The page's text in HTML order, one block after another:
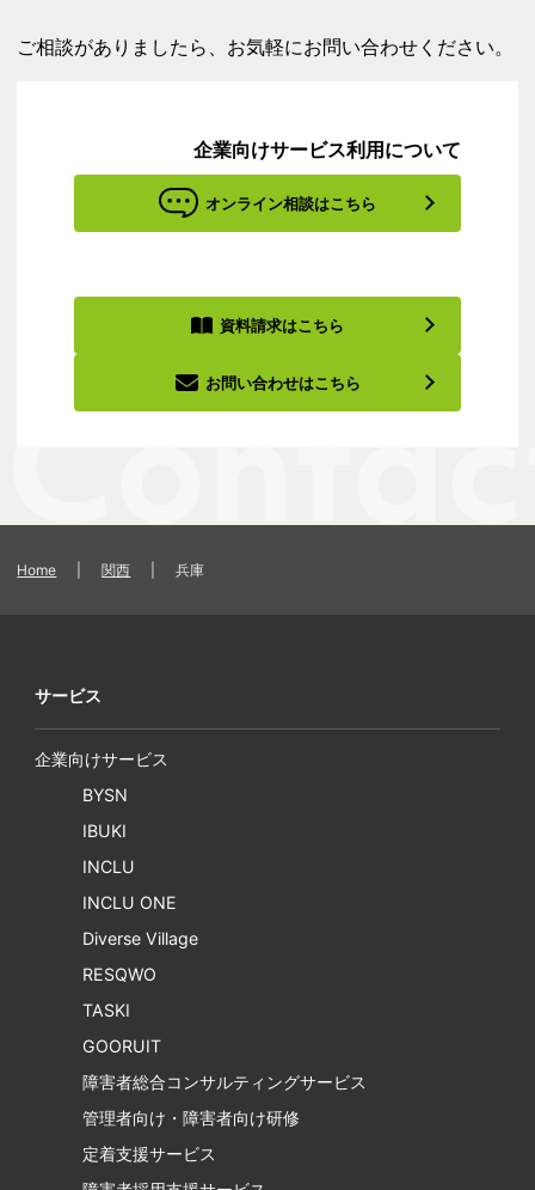
ご相談がありましたら、お気軽にお問い合わせください。
企業向けサービス利用について
オンライン相談はこちら
資料請求はこちら
お問い合わせはこちら
Home 関西 兵庫
サービス
企業向けサービス
BYSN
IBUKI
INCLU
INCLU ONE
Diverse Village
RESQWO
TASKI
GOORUIT
障害者総合コンサルティングサービス
管理者向け・障害者向け研修
定着支援サービス